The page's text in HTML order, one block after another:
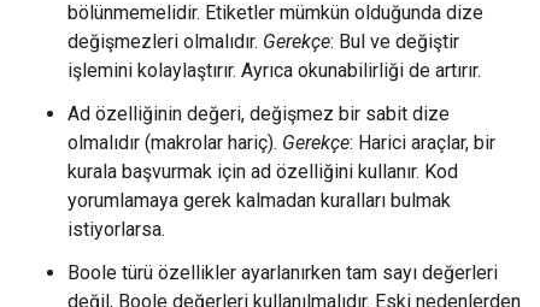
bölünmemelidir. Etiketler mümkün olduğunda dize
değişmezleri olmalıdır. Gerekçe: Bul ve değiştir
işlemini kolaylaştırır. Ayrıca okunabilirliği de artırır.
Ad özelliğinin değeri, değişmez bir sabit dize
olmalıdır (makrolar hariç). Gerekçe: Harici araçlar, bir
kurala başvurmak için ad özelliğini kullanır. Kod
yorumlamaya gerek kalmadan kuralları bulmak
istiyorlarsa.
Boole türü özellikler ayarlanırken tam sayı değerleri
değil, Boole değerleri kullanılmalıdır. Eski nedenlerden